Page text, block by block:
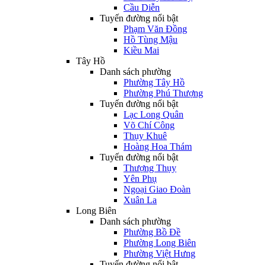
Cầu Diễn
Tuyến đường nổi bật
Phạm Văn Đồng
Hồ Tùng Mậu
Kiều Mai
Tây Hồ
Danh sách phường
Phường Tây Hồ
Phường Phú Thượng
Tuyến đường nổi bật
Lạc Long Quân
Võ Chí Công
Thụy Khuê
Hoàng Hoa Thám
Tuyến đường nổi bật
Thượng Thụy
Yên Phụ
Ngoại Giao Đoàn
Xuân La
Long Biên
Danh sách phường
Phường Bồ Đề
Phường Long Biên
Phường Việt Hưng